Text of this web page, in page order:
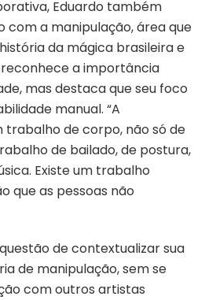
Eduardo também
com a manipulação, área que
da mágica brasileira e
a importância
mas destaca que seu foco
manual. “A
trabalho de corpo, não só de
de bailado, de postura,
Existe um trabalho
que as pessoas não
de contextualizar sua
de manipulação, sem se
com outros artistas